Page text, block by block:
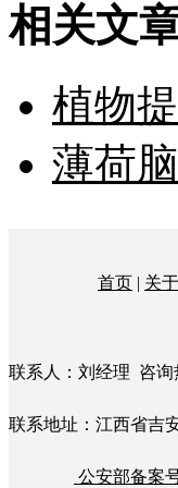
相关文
植物
薄荷
首页 | 关
联系人：刘经理 咨询
联系地址：江西省吉
公安部备案